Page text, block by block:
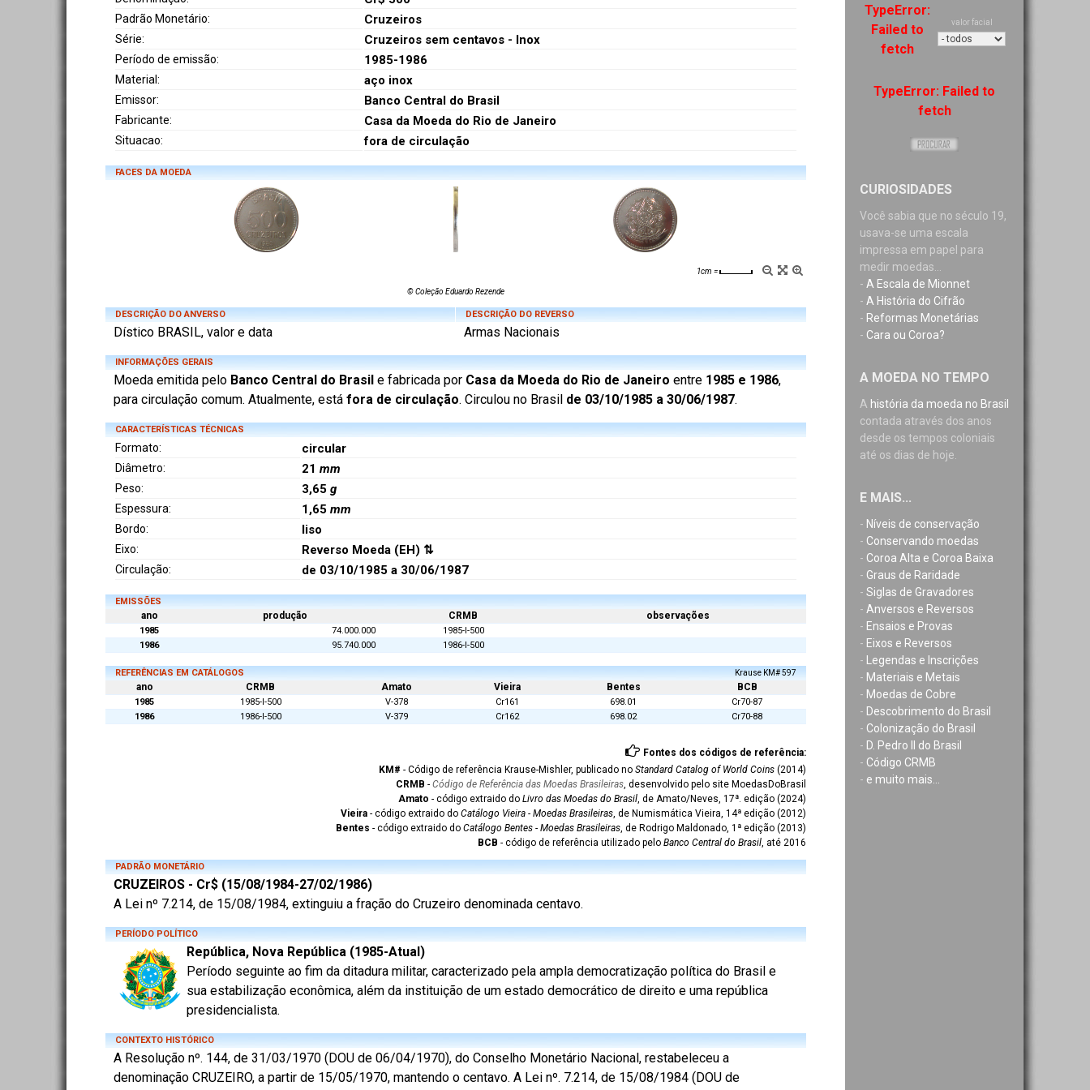
TypeError:
Failed to
fetch
valor facial
TypeError: Failed to
fetch
CURIOSIDADES
Você sabia que no século 19,
usava-se uma escala
impressa em papel para
medir moedas...
- A Escala de Mionnet
- A História do Cifrão
- Reformas Monetárias
- Cara ou Coroa?
A MOEDA NO TEMPO
A história da moeda no Brasil
contada através dos anos
desde os tempos coloniais
até os dias de hoje.
E MAIS...
- Níveis de conservação
- Conservando moedas
- Coroa Alta e Coroa Baixa
- Graus de Raridade
- Siglas de Gravadores
- Anversos e Reversos
- Ensaios e Provas
- Eixos e Reversos
-
Legendas e Inscrições
- Materiais e Metais
- Moedas de Cobre
- Descobrimento do Brasil
- Colonização do Brasil
- D. Pedro II do Brasil
- Código CRMB
- e muito mais...
Padrão Monetário: Cruzeiros
Série: Cruzeiros sem centavos - Inox
Período de emissão: 1985-1986
Material: aço inox
Emissor: Banco Central do Brasil
Fabricante: Casa da Moeda do Rio de Janeiro
Situacao: fora de circulação
FACES DA MOEDA
1cm =
© Coleção Eduardo Rezende
DESCRIÇÃO DO ANVERSO
Dístico BRASIL, valor e data
DESCRIÇÃO DO REVERSO
Armas Nacionais
INFORMAÇÕES GERAIS
Moeda emitida pelo Banco Central do Brasil e fabricada por Casa da Moeda do Rio de Janeiro entre 1985 e 1986,
para circulação comum. Atualmente, está fora de circulação. Circulou no Brasil de 03/10/1985 a 30/06/1987.
CARACTERÍSTICAS TÉCNICAS
Formato: circular
Diâmetro: 21 mm
Peso: 3,65 g
Espessura: 1,65 mm
Bordo: liso
Eixo: Reverso Moeda (EH) ⇅
Circulação: de 03/10/1985 a 30/06/1987
EMISSÕES
ano produção CRMB observações
1985 74.000.000
1985-I-500
1986
95.740.000 1986-I-500
REFERÊNCIAS EM CATÁLOGOS Krause KM# 597
ano CRMB Amato Vieira Bentes BCB
1985 1985-I-500 V-378 Cr161 698.01
Cr70-87
1986
1986-I-500 V-379 Cr162 698.02 Cr70-88
Fontes dos códigos de referência:
KM# - Código de referência Krause-Mishler, publicado no Standard Catalog of World Coins (2014)
CRMB - Código de Referência das Moedas Brasileiras, desenvolvido pelo site MoedasDoBrasil
Amato - código extraido do Livro das Moedas do Brasil, de Amato/Neves, 17ª. edição (2024)
Vieira - código extraido do Catálogo Vieira - Moedas Brasileiras, de Numismática Vieira, 14ª edição (2012)
Bentes - código extraido do Catálogo Bentes - Moedas Brasileiras, de Rodrigo Maldonado, 1ª edição (2013)
BCB - código de referência utilizado pelo Banco Central do Brasil, até 2016
PADRÃO MONETÁRIO
CRUZEIROS - Cr$ (15/08/1984-27/02/1986)
A Lei nº 7.214, de 15/08/1984, extinguiu a fração do Cruzeiro denominada centavo.
PERÍODO POLÍTICO
República, Nova República (1985-Atual)
Período seguinte ao fim da ditadura militar, caracterizado pela ampla democratização política do Brasil e
sua estabilização econômica, além da instituição de um estado democrático de direito e uma república
presidencialista.
CONTEXTO HISTÓRICO
A Resolução nº. 144, de 31/03/1970 (DOU de 06/04/1970), do Conselho Monetário Nacional, restabeleceu a
denominação CRUZEIRO, a partir de 15/05/1970, mantendo o centavo. A Lei nº. 7.214, de 15/08/1984 (DOU de